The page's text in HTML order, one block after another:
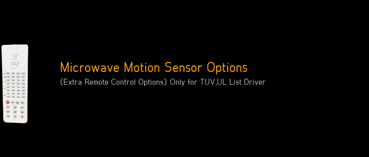
Microwave Motion Sensor Options
(Extra Remote Control Options) Only for TUV,UL List Driver